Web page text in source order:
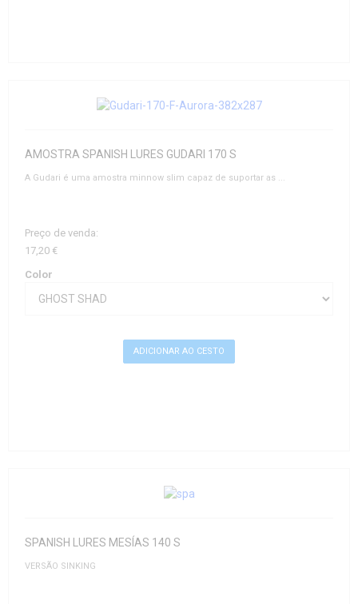
AMOSTRA SPANISH LURES GUDARI 170 S
A Gudari é uma amostra minnow slim capaz de suportar as ...
Preço de venda:
17,20 €
Color
SPANISH LURES MESÍAS 140 S
VERSÃO SINKING